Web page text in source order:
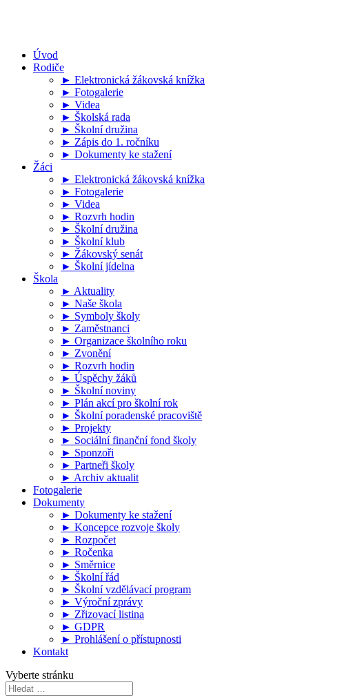
Úvod
Rodiče
► Elektronická žákovská knížka
► Fotogalerie
► Videa
► Školská rada
► Školní družina
► Zápis do 1. ročníku
► Dokumenty ke stažení
Žáci
► Elektronická žákovská knížka
► Fotogalerie
► Videa
► Rozvrh hodin
► Školní družina
► Školní klub
► Žákovský senát
► Školní jídelna
Škola
► Aktuality
► Naše škola
► Symboly školy
► Zaměstnanci
► Organizace školního roku
► Zvonění
► Rozvrh hodin
► Úspěchy žáků
► Školní noviny
► Plán akcí pro školní rok
► Školní poradenské pracoviště
► Projekty
► Sociální finanční fond školy
► Sponzoři
► Partneři školy
► Archiv aktualit
Fotogalerie
Dokumenty
► Dokumenty ke stažení
► Koncepce rozvoje školy
► Rozpočet
► Ročenka
► Směrnice
► Školní řád
► Školní vzdělávací program
► Výroční zprávy
► Zřizovací listina
► GDPR
► Prohlášení o přístupnosti
Kontakt
Vyberte stránku